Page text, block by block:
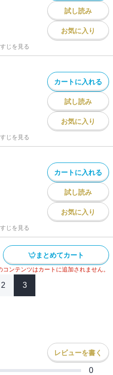
試し読み
お気に入り
じを見る
カートに入れる
試し読み
お気に入り
じを見る
カートに入れる
試し読み
お気に入り
じを見る
まとめてカート
ンテンツはカートに追加されません。
2 3
レビューを書く
0